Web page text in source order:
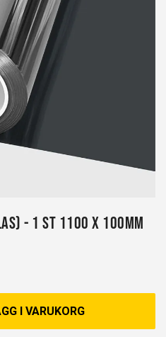
- 1 st 1100 x 100mm
I VARUKORG